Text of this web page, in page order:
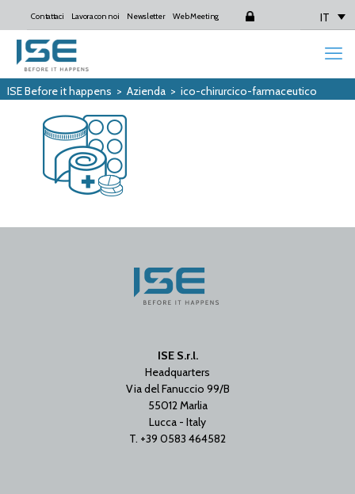
Contattaci Lavora con noi Newsletter Web Meeting IT
ISE Before it happens > Azienda> ico-chirurcico-farmaceutico
ISE S.r.l.
Headquarters
Via del Fanuccio 99/B
55012 Marlia
Lucca - Italy
T. +39 0583 464582